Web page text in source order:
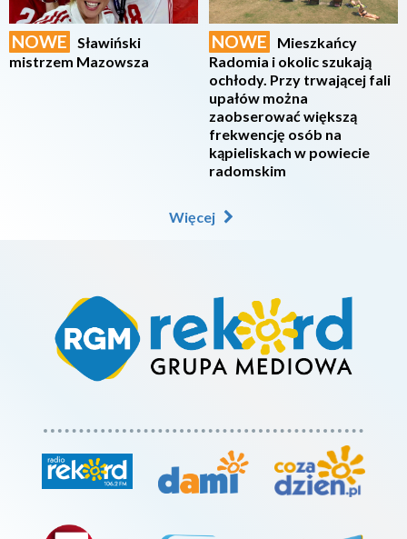
NOWE
Sławiński
mistrzem Mazowsza
NOWE
Mieszkańcy
Radomia i okolic szukają
ochłody. Przy trwającej fali
upałów można
zaobserować większą
frekwencję osób na
kąpieliskach w powiecie
radomskim
Więcej